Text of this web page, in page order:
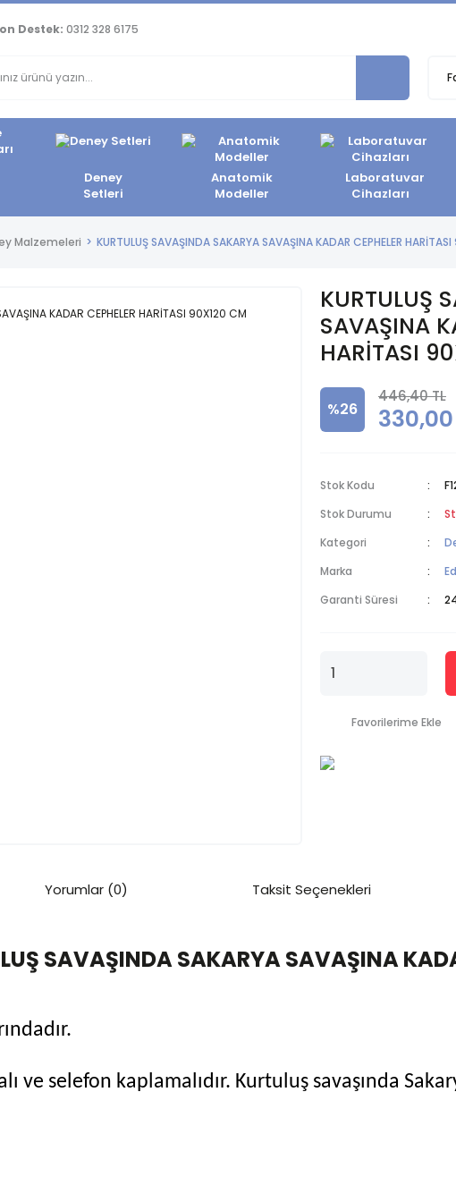
Destek: 0312 328 6175
Deney
Setleri
Anatomik
Modeller
Laboratuvar
Cihazları
Malzemeleri KURTULUŞ SAVAŞINDA SAKARYA SAVAŞINA KADAR CEPHELER
KURTULUŞ
SAVAŞINA
HARİTASI
%26
446,40 TL
330,00
Stok Kodu
Stok Durumu
Kategori
Marka
Garanti Süresi
Yorumlar (0) Taksit Seçenekleri
SAVAŞINDA SAKARYA SAVAŞINA
ve selefon kaplamalıdır. Kurtuluş savaşında